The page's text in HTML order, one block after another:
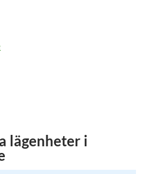
lägenheter i